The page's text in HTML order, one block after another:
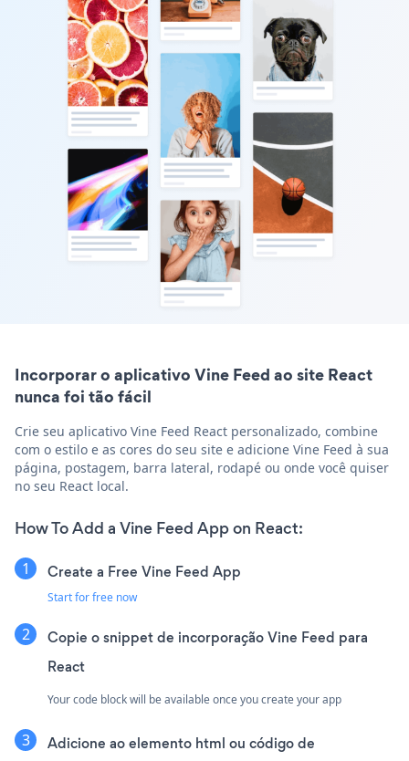
Incorporar o aplicativo Vine Feed ao site React
nunca foi tão fácil
Crie seu aplicativo Vine Feed React personalizado, combine
com o estilo e as cores do seu site e adicione Vine Feed à sua
página, postagem, barra lateral, rodapé ou onde você quiser
no seu React local.
How To Add a Vine Feed App on React:
Create a Free Vine Feed App
Start for free now
Copie o snippet de incorporação Vine Feed para
React
Your code block will be available once you create your app
Adicione ao elemento html ou código de